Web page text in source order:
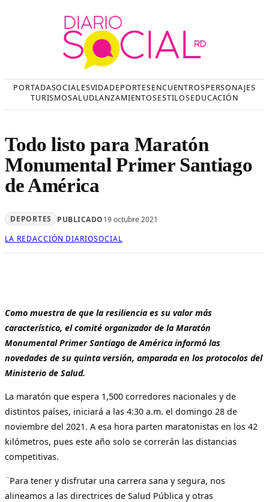
PORTADASOCIALESVIDADEPORTESENCUENTROSPERSONAJES
TURISMOSALUDLANZAMIENTOSESTILOSEDUCACIÓN
Todo listo para Maratón
Monumental Primer Santiago
de América
DEPORTES PUBLICADO19 octubre 2021
LA REDACCIÓN DIARIOSOCIAL
Como muestra de que la resiliencia es su valor más
característico, el comité organizador de la Maratón
Monumental Primer Santiago de América informó las
novedades de su quinta versión, amparada en los protocolos del
Ministerio de Salud.
La maratón que espera 1,500 corredores nacionales y de
distintos países, iniciará a las 4:30 a.m. el domingo 28 de
noviembre del 2021. A esa hora parten maratonistas en los 42
kilómetros, pues este año solo se correrán las distancias
competitivas.
¨Para tener y disfrutar una carrera sana y segura, nos
alineamos a las directrices de Salud Pública y otras